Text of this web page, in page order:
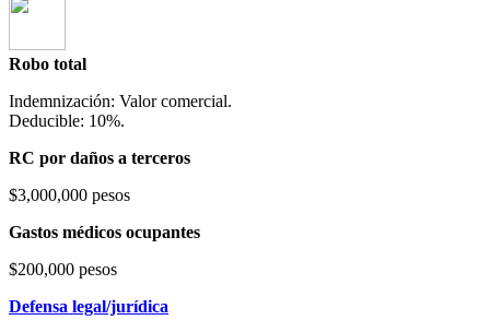
Robo total
Indemnización: Valor comercial.
Deducible: 10%.
RC por daños a terceros
$3,000,000 pesos
Gastos médicos ocupantes
$200,000 pesos
Defensa legal/jurídica